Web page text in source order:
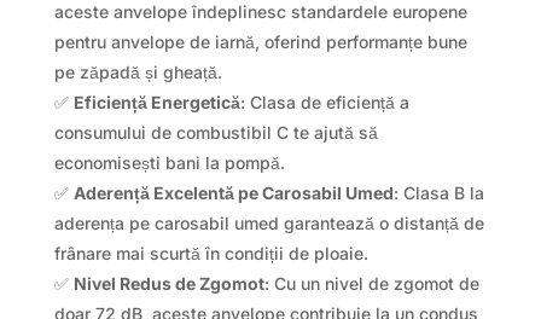
aceste anvelope îndeplinesc standardele europene
pentru anvelope de iarnă, oferind performanțe bune
pe zăpadă și gheață.
✅ Eficiență Energetică: Clasa de eficiență a
consumului de combustibil C te ajută să
economisești bani la pompă.
✅ Aderență Excelentă pe Carosabil Umed: Clasa B la
aderența pe carosabil umed garantează o distanță de
frânare mai scurtă în condiții de ploaie.
✅ Nivel Redus de Zgomot: Cu un nivel de zgomot de
doar 72 dB, aceste anvelope contribuie la un condus